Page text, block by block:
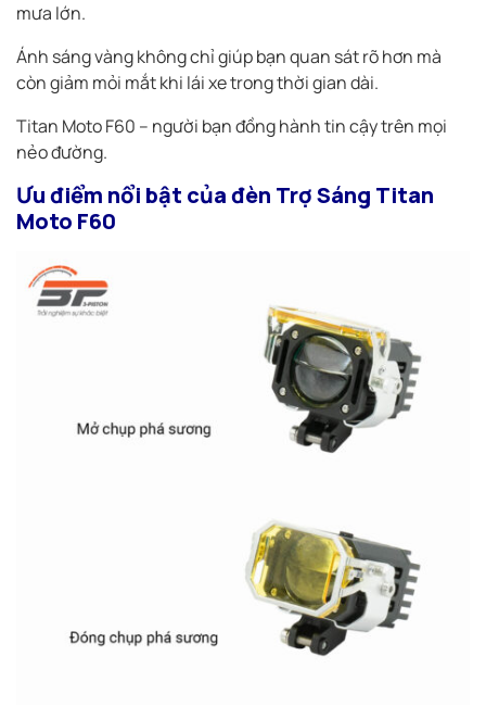
mưa lớn.
Ánh sáng vàng không chỉ giúp bạn quan sát rõ hơn mà
còn giảm mỏi mắt khi lái xe trong thời gian dài.
Titan Moto F60 – người bạn đồng hành tin cậy trên mọi
nẻo đường.
Ưu điểm nổi bật của đèn Trợ Sáng Titan
Moto F60